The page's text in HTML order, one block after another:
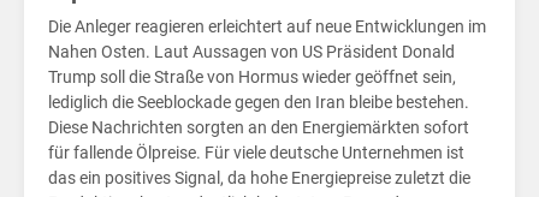
Die Anleger reagieren erleichtert auf neue Entwicklungen im
Nahen Osten. Laut Aussagen von US Präsident Donald
Trump soll die Straße von Hormus wieder geöffnet sein,
lediglich die Seeblockade gegen den Iran bleibe bestehen.
Diese Nachrichten sorgten an den Energiemärkten sofort
für fallende Ölpreise. Für viele deutsche Unternehmen ist
das ein positives Signal, da hohe Energiepreise zuletzt die